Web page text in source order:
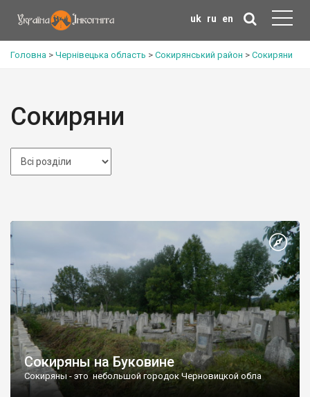
uk ru en
Головна > Чернівецька область > Сокирянський район > Сокиряни
Сокиряни
Сокиряны на Буковине
Сокиряны - это небольшой городок Черновицкой обла